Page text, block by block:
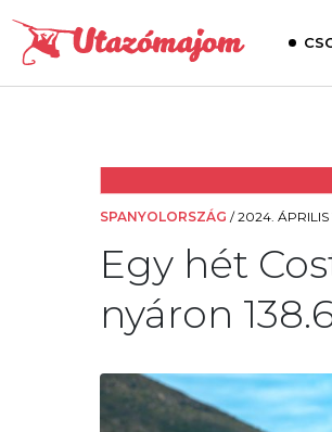
SPANYOLORSZÁG /2024. ÁPRILIS
Egy hét
nyáron